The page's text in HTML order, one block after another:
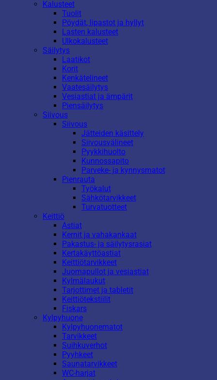
Kalusteet
Tuolit
Pöydät, lipastot ja hyllyt
Lasten kalusteet
Ulkokalusteet
Säilytys
Laatikot
Korit
Kenkätelineet
Vaatesäilytys
Vesiastiat ja ämpärit
Piensäilytys
Siivous
Siivous
Jätteiden käsittely
Siivousvälineet
Pyykkihuolto
Kunnossapito
Parveke- ja kynnysmatot
Pienrauta
Työkalut
Sähkötarvikkeet
Turvatuotteet
Keittiö
Astiat
Kernit ja vahakankaat
Pakastus- ja säilytysrasiat
Kertakäyttöastiat
Keittiötarvikkeet
Juomapullot ja vesiastiat
Kylmälaukut
Tarjottimet ja tabletit
Keittiötekstiilit
Fiskars
Kylpyhuone
Kylpyhuonematot
Tarvikkeet
Suihkuverhot
Pyyhkeet
Saunatarvikkeet
WC-harjat